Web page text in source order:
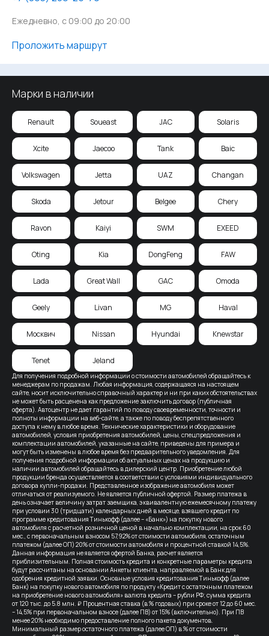
Ежедневно, с 09:00 до 20:00
Проложить маршрут
Для получения подробной информации о стоимости автомобилей обращайтесь к
менеджерам по продажам. Любая информация, содержащаяся на настоящем
сайте, носит исключительно справочный характер и ни при каких обстоятельствах
не может быть расценена как предложение заключить договор (публичная
оферта). Автоцентр не дает гарантий по поводу своевременности, точности и
полноты информации на веб-сайте, а также по поводу беспрепятственного
доступа к нему в любое время. Технические характеристики и оборудование
автомобилей, условия приобретения автомобилей, цены, спецпредложения и
комплектации автомобилей, указанные на сайте, приведены для примера и
могут быть изменены в любое время без предварительного уведомления. Для
получения подробной информации об актуальных ценах на продукцию и
наличии автомобилей обращайтесь в дилерский центр. Приобретение любой
продукции бренда осуществляется в соответствии с условиями индивидуального
договора купли-продажи. Представленное изображение автомобиля может
отличаться от реализуемого. Не является публичной офертой. Размер платежа в
день означает величину затрат заемщика, эквивалентную ежемесячному платежу
при условии 30 (тридцати) календарных дней в месяце, взявшего кредит по
программе кредитования Тинькофф (далее – «Банк») на покупку нового
автомобиля с расчетной розничной ценой в начально комплектации, на срок 60
мес., с первоначальным взносом 57,92% от стоимости автомобиля, остаточным
платежом (далее ОП) 20% от стоимости автомобиля и процентной ставкой 14,5%.
Данная информация не является офертой Банка, расчет является
приблизительным. Полная стоимость кредита и конкретные параметры кредита
будут рассчитаны на основании Анкеты клиента, направляемой в Банк для
одобрения кредитной заявки. Основные условия кредитования Тинькофф (далее
Банк) на покупку нового автомобиля по продукту «Кредит с остаточным платежом
на приобретение нового автомобиля» валюта кредита – рубли РФ; сумма кредита
от 120 тыс. до 5.8 млн. ₽ Процентная ставка (в % годовых) при сроке от 12 до 60 мес.
– 14,5% при первоначальном взносе (далее ПВ) от 15% (включительно). При ПВ
менее 20% необходимо предоставление полного пакета документов.
Минимальный размер остаточного платежа (далее ОП) в % от стоимости
Марки в наличии
Renault Soueast JAC Solaris
Xcite Jaecoo Tank Baic
Volkswagen Jetta UAZ Changan
Skoda Jetour Belgee Chery
Ravon Kaiyi SWM EXEED
Oting Kia DongFeng FAW
Lada Great Wall GAC Omoda
Geely Livan MG Haval
Москвич Nissan Hyundai Knewstar
Tenet Jeland